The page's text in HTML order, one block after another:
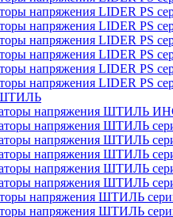
напряжения LIDER PS
напряжения LIDER PS
напряжения LIDER PS
напряжения LIDER PS
напряжения LIDER PS
напряжения LIDER PS
ШТИЛЬ
напряжения ШТИЛЬ
напряжения ШТИЛЬ
напряжения ШТИЛЬ
напряжения ШТИЛЬ
напряжения ШТИЛЬ
напряжения ШТИЛЬ
напряжения ШТИЛЬ
напряжения ШТИЛЬ